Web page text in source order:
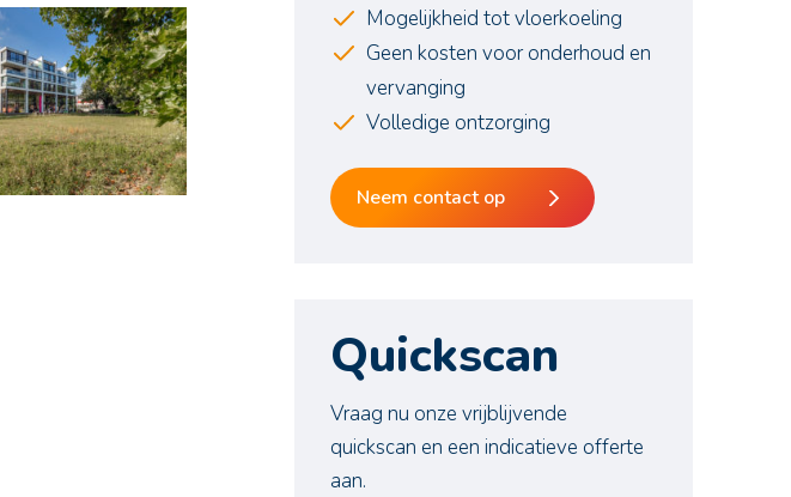
Mogelijkheid tot vloerkoeling
Geen kosten voor onderhoud en
vervanging
Volledige ontzorging
Neem contact op
Quickscan
Vraag nu onze vrijblijvende
quickscan en een indicatieve offerte
aan.